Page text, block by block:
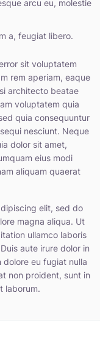
arcu eu, molestie
a, feugiat libero.
sit voluptatem
rem aperiam, eaque
architecto beatae
voluptatem quia
quia consequuntur
nesciunt. Neque
dolor sit amet,
eius modi
aliquam quaerat
elit, sed do
magna aliqua. Ut
ullamco laboris
aute irure dolor in
eu fugiat nulla
non proident, sunt in
laborum.